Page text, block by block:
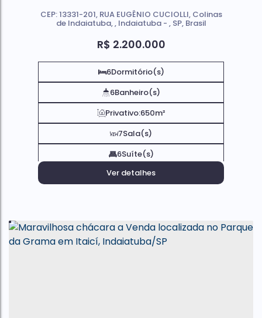
Indaiatuba .
R$ 2.200.000
CEP: 13331-201, RUA EUGÊNIO CUCIOLLI, Colinas
de Indaiatuba , Indaiatuba , SP, Brasil
6Dormitório(s)
6Banheiro(s)
Privativo:650m²
7Sala(s)
6Suíte(s)
Ver detalhes